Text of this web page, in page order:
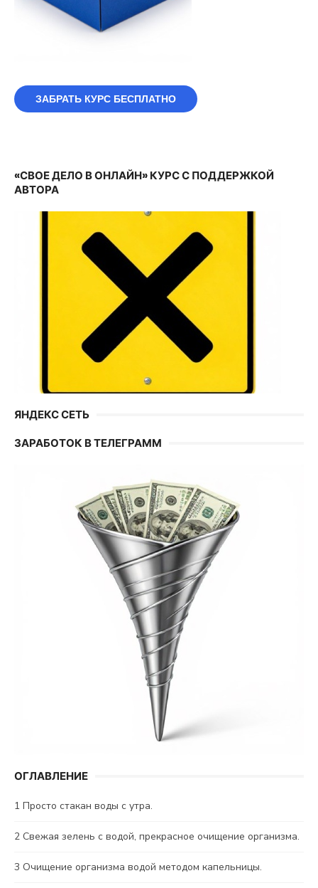
ЗАБРАТЬ КУРС БЕСПЛАТНО
«СВОЕ ДЕЛО В ОНЛАЙН» КУРС С ПОДДЕРЖКОЙ
АВТОРА
ЯНДЕКС СЕТЬ
ЗАРАБОТОК В ТЕЛЕГРАММ
ОГЛАВЛЕНИЕ
1 Просто стакан воды с утра.
2 Свежая зелень с водой, прекрасное очищение организма.
3 Очищение организма водой методом капельницы.